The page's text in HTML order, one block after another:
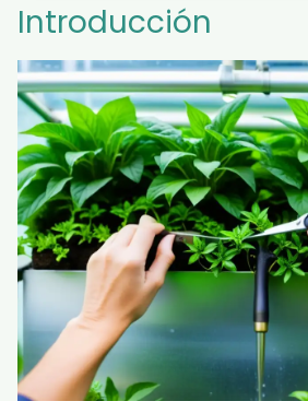
Introducción